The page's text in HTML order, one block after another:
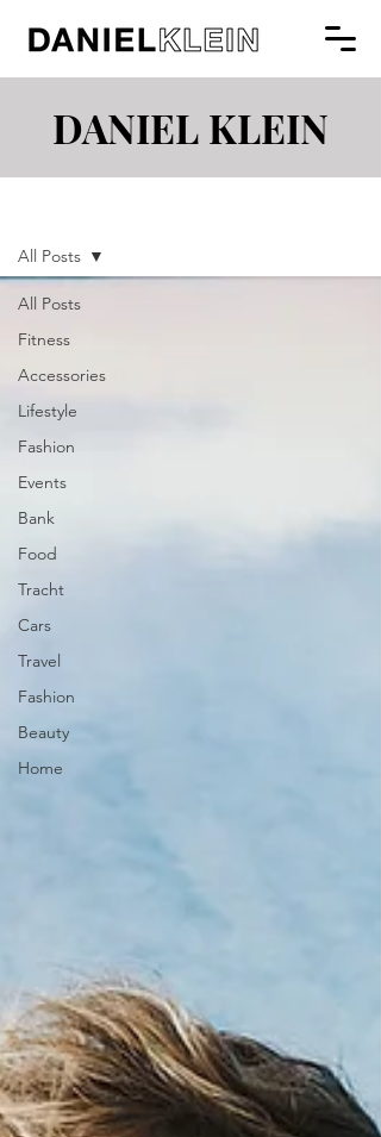
DANIEL KLEIN
All Posts
Fitness
Accessories
Lifestyle
Fashion
Events
Bank
Food
Tracht
Cars
Travel
Fashion
Beauty
Home
All Posts